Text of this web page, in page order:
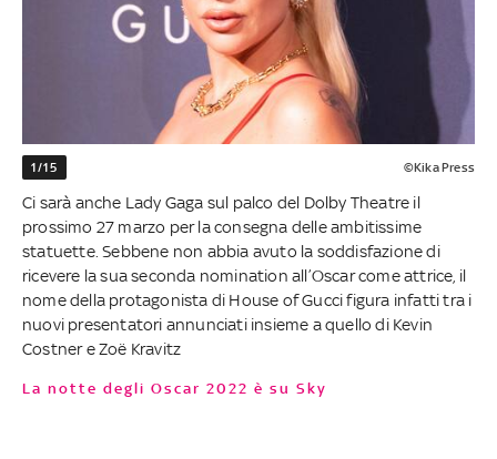
1/15 ©Kika Press
Ci sarà anche Lady Gaga sul palco del Dolby Theatre il
prossimo 27 marzo per la consegna delle ambitissime
statuette. Sebbene non abbia avuto la soddisfazione di
ricevere la sua seconda nomination all’Oscar come attrice, il
nome della protagonista di House of Gucci figura infatti tra i
nuovi presentatori annunciati insieme a quello di Kevin
Costner e Zoë Kravitz
La notte degli Oscar 2022 è su Sky